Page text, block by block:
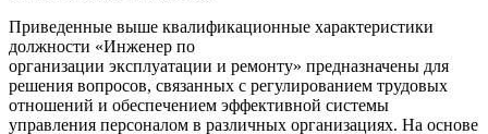
Приведенные выше квалификационные характеристики
должности «Инженер по
организации эксплуатации и ремонту» предназначены для
решения вопросов, связанных с регулированием трудовых
отношений и обеспечением эффективной системы
управления персоналом в различных организациях. На основе